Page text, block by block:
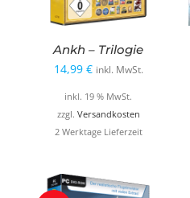
Ankh – Trilogie
14,99 € inkl. MwSt.
inkl. 19 % MwSt.
zzgl. Versandkosten
2 Werktage Lieferzeit